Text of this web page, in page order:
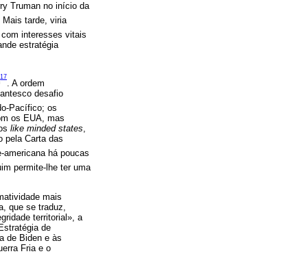
Truman no início da
Mais tarde, viria
interesses vitais
estratégia
17
. A ordem
desafio
Pacífico; os
os EUA, mas
like minded states
pela Carta das
americana há poucas
permite-lhe ter uma
mais
que se traduz,
territorial», a
de
de Biden e às
Fria e o